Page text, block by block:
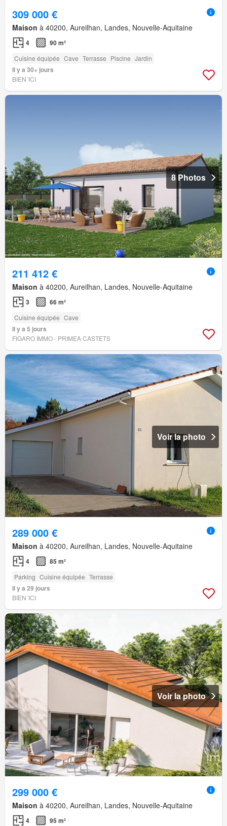
309 000 €
Maison à 40200, Aureilhan, Landes, Nouvelle-Aquitaine
4 90 m²
Cuisine équipée Cave Terrasse Piscine Jardin
Il y a 30+ jours
BIEN´ICI
8 Photos
211 412 €
Maison à 40200, Aureilhan, Landes, Nouvelle-Aquitaine
3 66 m²
Cuisine équipée Cave
Il y a 5 jours
FIGARO IMMO - PRIMEA CASTETS
Voir la photo
289 000 €
Maison à 40200, Aureilhan, Landes, Nouvelle-Aquitaine
4 85 m²
Parking Cuisine équipée Terrasse
Il y a 29 jours
BIEN´ICI
Voir la photo
299 000 €
Maison à 40200, Aureilhan, Landes, Nouvelle-Aquitaine
4 95 m²